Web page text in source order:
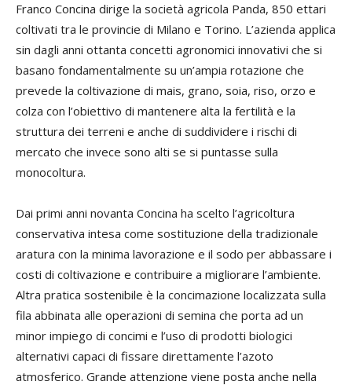
Franco Concina dirige la società agricola Panda, 850 ettari
coltivati tra le provincie di Milano e Torino. L’azienda applica
sin dagli anni ottanta concetti agronomici innovativi che si
basano fondamentalmente su un’ampia rotazione che
prevede la coltivazione di mais, grano, soia, riso, orzo e
colza con l’obiettivo di mantenere alta la fertilità e la
struttura dei terreni e anche di suddividere i rischi di
mercato che invece sono alti se si puntasse sulla
monocoltura.
Dai primi anni novanta Concina ha scelto l’agricoltura
conservativa intesa come sostituzione della tradizionale
aratura con la minima lavorazione e il sodo per abbassare i
costi di coltivazione e contribuire a migliorare l’ambiente.
Altra pratica sostenibile è la concimazione localizzata sulla
fila abbinata alle operazioni di semina che porta ad un
minor impiego di concimi e l’uso di prodotti biologici
alternativi capaci di fissare direttamente l’azoto
atmosferico. Grande attenzione viene posta anche nella